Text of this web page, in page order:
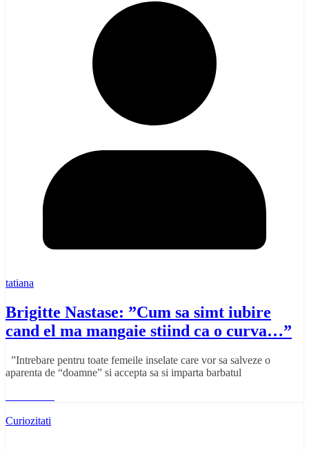
tatiana
Brigitte Nastase: ”Cum sa simt iubire
cand el ma mangaie stiind ca o curva…”
”Intrebare pentru toate femeile inselate care vor sa salveze o
aparenta de “doamne” si accepta sa si imparta barbatul
Curiozitati